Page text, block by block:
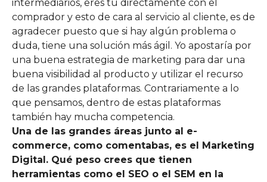
intermediarios, eres tú directamente con el
comprador y esto de cara al servicio al cliente, es de
agradecer puesto que si hay algún problema o
duda, tiene una solución más ágil. Yo apostaría por
una buena estrategia de marketing para dar una
buena visibilidad al producto y utilizar el recurso
de las grandes plataformas. Contrariamente a lo
que pensamos, dentro de estas plataformas
también hay mucha competencia.
Una de las grandes áreas junto al e-
commerce, como comentabas, es el Marketing
Digital. Qué peso crees que tienen
herramientas como el SEO o el SEM en la